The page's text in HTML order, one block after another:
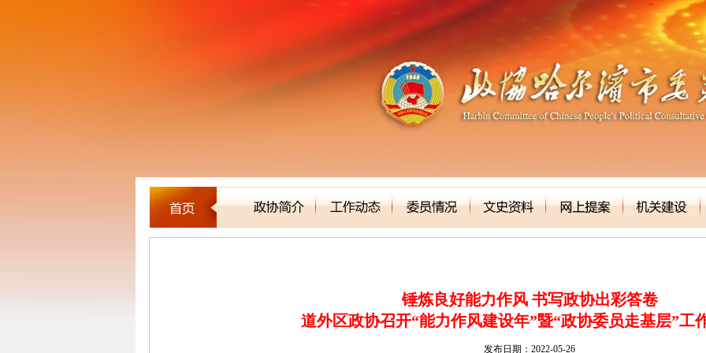
锤炼良好能力作风 书写政协出彩答卷
道外区政协召开“能力作风建设年”暨“政协委员走基层”工
发布日期：2022-05-26